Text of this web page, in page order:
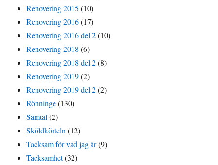
Renovering 2015 (10)
Renovering 2016(17)
Renovering 2016 del 2(10)
Renovering 2018 (6)
Renovering 2018 del 2(8)
Renovering 2019(2)
Renovering 2019 del 2(2)
Rönninge(130)
Samtal (2)
Sköldkörteln (12)
Tacksam för vad jag är(9)
Tacksamhet(32)